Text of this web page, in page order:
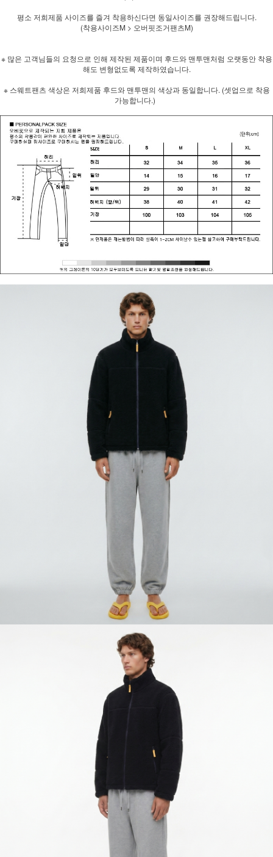
평소 저희제품 사이즈를 즐겨 착용하신다면 동일사이즈를 권장해드립니다.
(착용사이즈M > 오버핏조거팬츠M)
※ 많은 고객님들의 요청으로 인해 제작된 제품이며 후드와 맨투맨처럼 오랫동안 착용
해도 변형없도록 제작하였습니다.
※ 스웨트팬츠 색상은 저희제품 후드와 맨투맨의 색상과 동일합니다. (셋업으로 착용
가능합니다.)